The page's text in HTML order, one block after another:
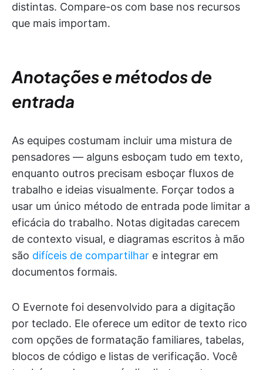
distintas. Compare-os com base nos recursos
que mais importam.
Anotações e métodos de
entrada
As equipes costumam incluir uma mistura de
pensadores — alguns esboçam tudo em texto,
enquanto outros precisam esboçar fluxos de
trabalho e ideias visualmente. Forçar todos a
usar um único método de entrada pode limitar a
eficácia do trabalho. Notas digitadas carecem
de contexto visual, e diagramas escritos à mão
são difíceis de compartilhar e integrar em
documentos formais.
O Evernote foi desenvolvido para a digitação
por teclado. Ele oferece um editor de texto rico
com opções de formatação familiares, tabelas,
blocos de código e listas de verificação. Você